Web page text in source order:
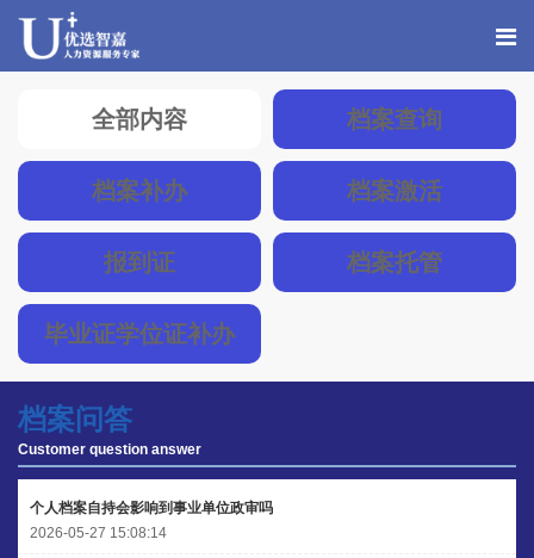
全部内容 档案查询
档案补办 档案激活
报到证 档案托管
毕业证学位证补办
档案问答
Customer question answer
个人档案自持会影响到事业单位政审吗
2026-05-27 15:08:14